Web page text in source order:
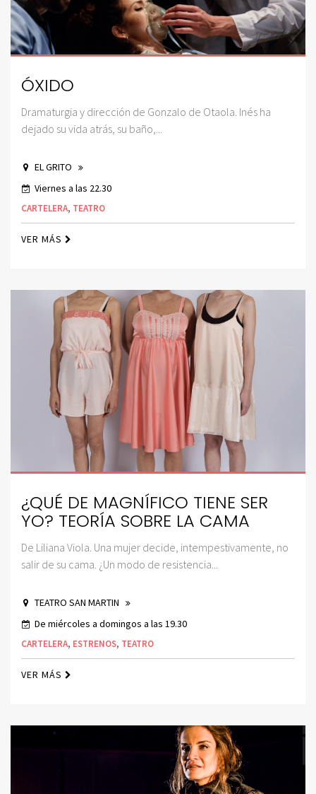
ÓXIDO
Dramaturgia y dirección de Gonzalo de Otaola. Inés ha
dejado su vida atrás, su baño,...
EL GRITO
Viernes a las 22.30
CARTELERA, TEATRO
VER MÁS
¿QUÉ DE MAGNÍFICO TIENE SER
YO? TEORÍA SOBRE LA CAMA
De Liliana Viola. Una mujer decide, intempestivamente, no
salir de su cama. ¿Un modo de resistencia...
TEATRO SAN MARTIN
De miércoles a domingos a las 19.30
CARTELERA, ESTRENOS, TEATRO
VER MÁS